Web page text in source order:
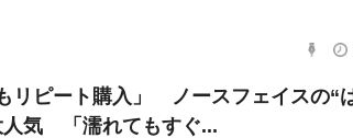
リピート購入」 ノースフェイスの“
人気 「濡れてもすぐ...